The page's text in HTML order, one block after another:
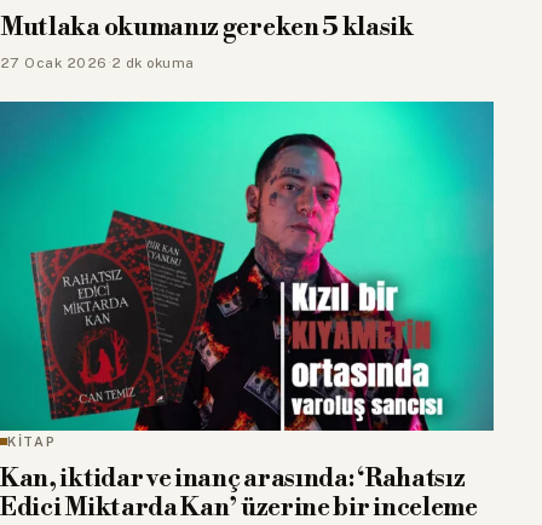
Mutlaka okumanız gereken 5 klasik
27 Ocak 2026 ·2 dk okuma
KİTAP
Kan, iktidar ve inanç arasında: ‘Rahatsız
Edici Miktarda Kan’ üzerine bir inceleme